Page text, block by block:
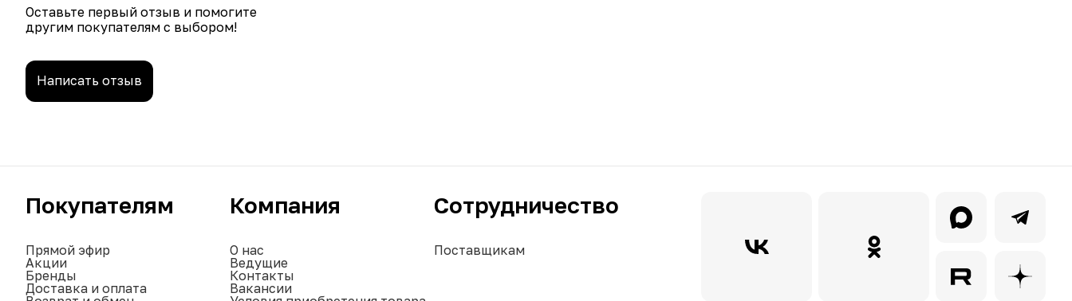
Оставьте первый отзыв и помогите
другим покупателям с выбором!
Написать отзыв
Покупателям
Прямой эфир
Акции
Бренды
Доставка и оплата
Компания
О нас
Ведущие
Контакты
Вакансии
Сотрудничество
Поставщикам